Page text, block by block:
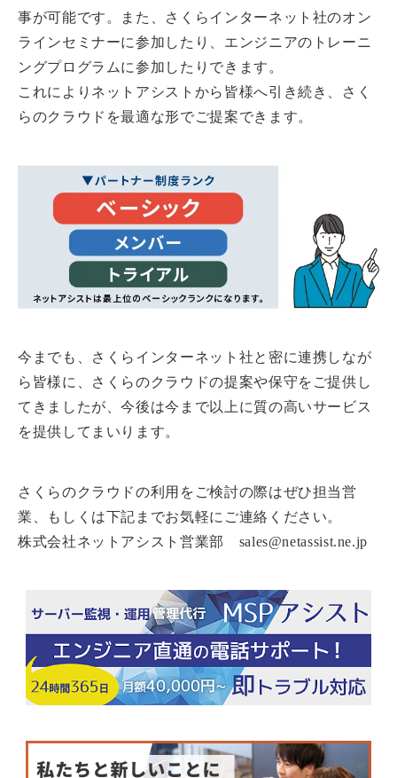
事が可能です。また、さくらインターネット社のオン
ラインセミナーに参加したり、エンジニアのトレーニ
ングプログラムに参加したりできます。
これによりネットアシストから皆様へ引き続き、さく
らのクラウドを最適な形でご提案できます。
今までも、さくらインターネット社と密に連携しなが
ら皆様に、さくらのクラウドの提案や保守をご提供し
てきましたが、今後は今まで以上に質の高いサービス
を提供してまいります。
さくらのクラウドの利用をご検討の際はぜひ担当営
業、もしくは下記までお気軽にご連絡ください。
株式会社ネットアシスト営業部 sales@netassist.ne.jp